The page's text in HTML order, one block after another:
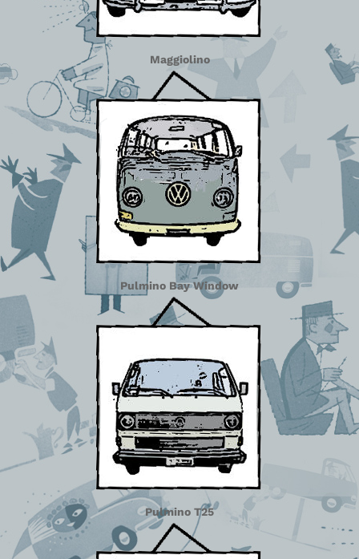
Maggiolino
Pulmino Bay Window
Pulmino T25